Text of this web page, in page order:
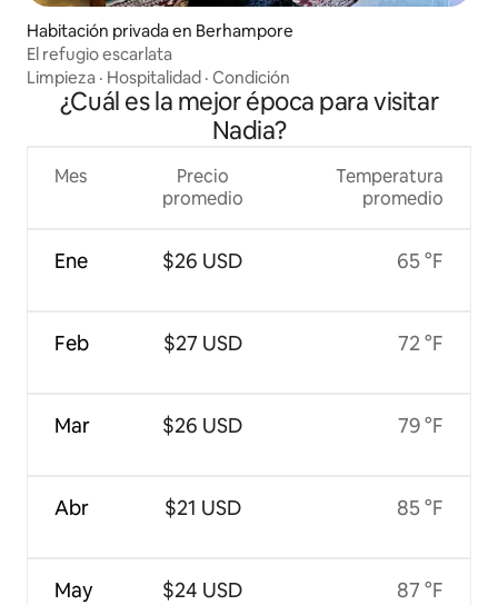
Habitación privada en Berhampore
El refugio escarlata
Limpieza · Hospitalidad · Condición
¿Cuál es la mejor época para visitar
Nadia?
Mes
Ene
Feb
Mar
Abr
May
Precio
promedio
$26 USD
$27 USD
$26 USD
$21 USD
$24 USD
Temperatura
promedio
65 °F
72 °F
79 °F
85 °F
87 °F